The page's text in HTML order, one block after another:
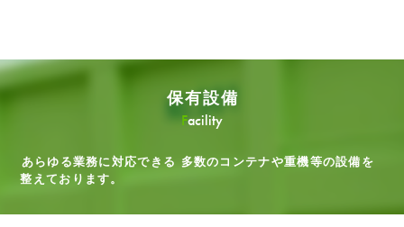
保有設備
Facility
あらゆる業務に対応できる 多数のコンテナや重機等の設備を
整えております。